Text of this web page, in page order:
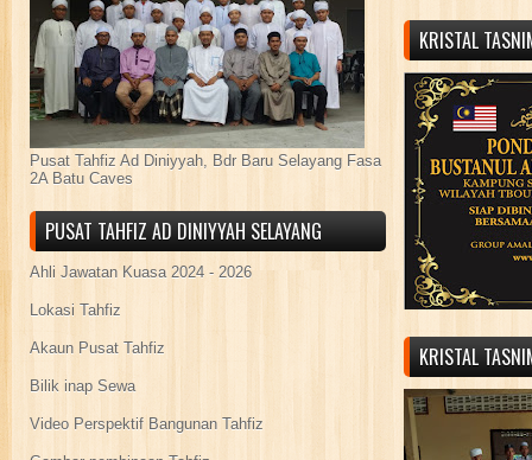
Pusat Tahfiz Ad Diniyyah, Bdr Baru Selayang Fasa
2A Batu Caves
PUSAT TAHFIZ AD DINIYYAH SELAYANG
Ahli Jawatan Kuasa 2024 - 2026
Lokasi Tahfiz
Akaun Pusat Tahfiz
Bilik inap Sewa
Video Perspektif Bangunan Tahfiz
KRISTAL
KRISTAL